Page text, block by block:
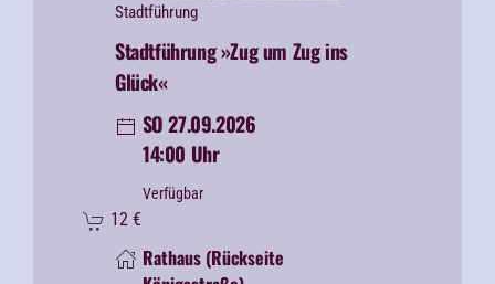
Stadtführung
Stadtführung »Zug um Zug ins
Glück«
SO 27.09.2026
14:00 Uhr
Verfügbar
12 €
Rathaus (Rückseite